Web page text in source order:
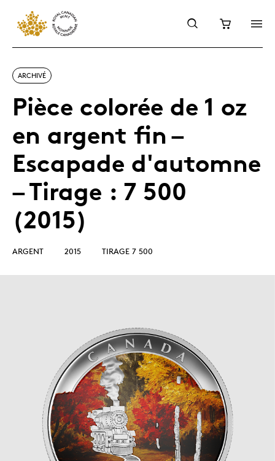
ARCHIVÉ
Pièce colorée de 1 oz
en argent fin –
Escapade d'automne
– Tirage : 7 500
(2015)
ARGENT 2015 TIRAGE 7 500